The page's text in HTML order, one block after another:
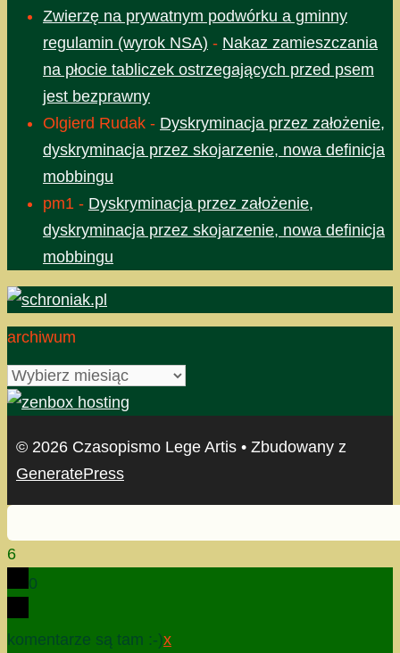
Zwierzę na prywatnym podwórku a gminny
regulamin (wyrok NSA) - Nakaz zamieszczania
na płocie tabliczek ostrzegających przed psem
jest bezprawny
Olgierd Rudak - Dyskryminacja przez założenie,
dyskryminacja przez skojarzenie, nowa definicja
mobbingu
pm1 - Dyskryminacja przez założenie,
dyskryminacja przez skojarzenie, nowa definicja
mobbingu
archiwum
archiwum
© 2026 Czasopismo Lege Artis • Zbudowany z
GeneratePress
6
0
komentarze są tam :-)x